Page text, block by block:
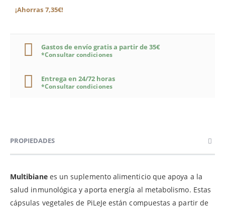
¡Ahorras 7,35€!
Gastos de envío gratis a partir de 35€
*Consultar condiciones
Entrega en 24/72 horas
*Consultar condiciones
PROPIEDADES
Multibiane es un suplemento alimenticio que apoya a la
salud inmunológica y aporta energía al metabolismo. Estas
cápsulas vegetales de PiLeJe están compuestas a partir de